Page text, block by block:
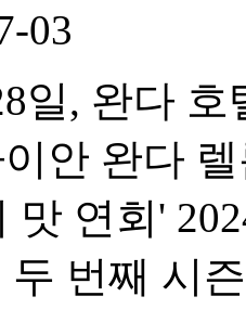
03
일, 완다 호
안 완다
맛 연회'
두 번째 시